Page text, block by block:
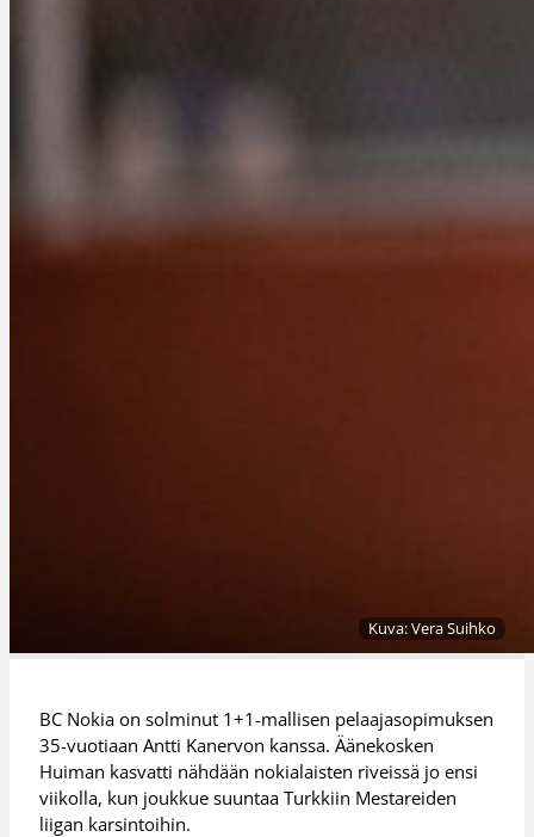
Kuva: Vera Suihko
BC Nokia on solminut 1+1-mallisen pelaajasopimuksen
35-vuotiaan Antti Kanervon kanssa. Äänekosken
Huiman kasvatti nähdään nokialaisten riveissä jo ensi
viikolla, kun joukkue suuntaa Turkkiin Mestareiden
liigan karsintoihin.